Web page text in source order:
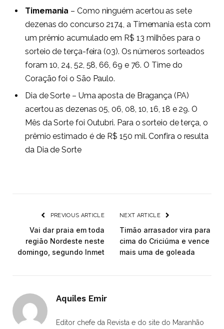
Timemania – Como ninguém acertou as sete
dezenas do concurso 2174, a Timemania esta com
um prêmio acumulado em R$ 13 milhões para o
sorteio de terça-feira (03). Os números sorteados
foram 10, 24, 52, 58, 66, 69 e 76. O Time do
Coração foi o São Paulo.
Dia de Sorte – Uma aposta de Bragança (PA)
acertou as dezenas 05, 06, 08, 10, 16, 18 e 29. O
Mês da Sorte foi Outubri. Para o sorteio de terça, o
prêmio estimado é de R$ 150 mil.Confira o resulta
da Dia de Sorte
PREVIOUS ARTICLE
Vai dar praia em toda
região Nordeste neste
domingo, segundo Inmet
NEXT ARTICLE
Timão arrasador vira para
cima do Criciúma e vence
mais uma de goleada
Aquiles Emir
Editor chefe da Revista e do site do Maranhão